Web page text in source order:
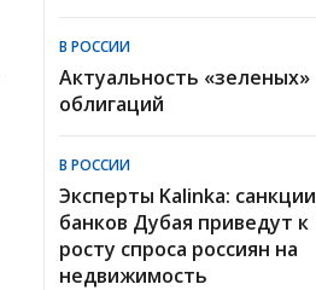
В РОССИИ
Актуальность «зеленых»
облигаций
В РОССИИ
Эксперты Kalinka: санкции
банков Дубая приведут к
росту спроса россиян на
недвижимость